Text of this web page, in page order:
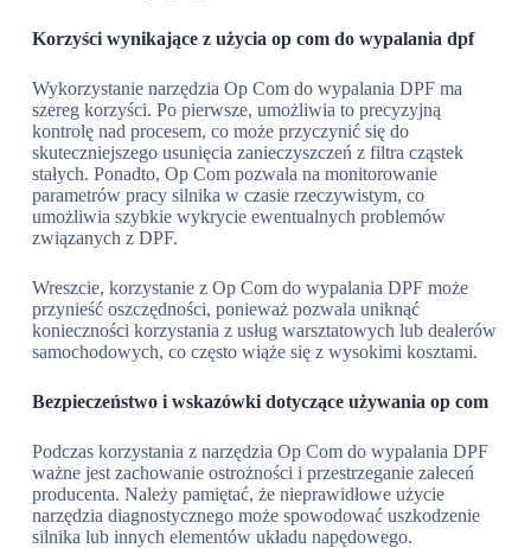
Korzyści wynikające z użycia op com do wypalania dpf
Wykorzystanie narzędzia Op Com do wypalania DPF ma
szereg korzyści. Po pierwsze, umożliwia to precyzyjną
kontrolę nad procesem, co może przyczynić się do
skuteczniejszego usunięcia zanieczyszczeń z filtra cząstek
stałych. Ponadto, Op Com pozwala na monitorowanie
parametrów pracy silnika w czasie rzeczywistym, co
umożliwia szybkie wykrycie ewentualnych problemów
związanych z DPF.
Wreszcie, korzystanie z Op Com do wypalania DPF może
przynieść oszczędności, ponieważ pozwala uniknąć
konieczności korzystania z usług warsztatowych lub dealerów
samochodowych, co często wiąże się z wysokimi kosztami.
Bezpieczeństwo i wskazówki dotyczące używania op com
Podczas korzystania z narzędzia Op Com do wypalania DPF
ważne jest zachowanie ostrożności i przestrzeganie zaleceń
producenta. Należy pamiętać, że nieprawidłowe użycie
narzędzia diagnostycznego może spowodować uszkodzenie
silnika lub innych elementów układu napędowego.